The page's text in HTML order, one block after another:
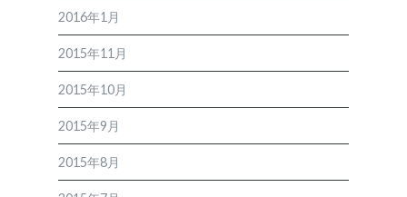
2016年1月
2015年11月
2015年10月
2015年9月
2015年8月